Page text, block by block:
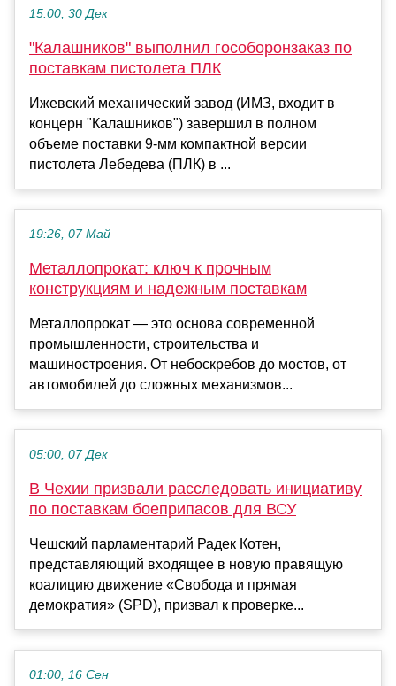
15:00, 30 Дек
"Калашников" выполнил гособоронзаказ по
поставкам пистолета ПЛК
Ижевский механический завод (ИМЗ, входит в
концерн "Калашников") завершил в полном
объеме поставки 9-мм компактной версии
пистолета Лебедева (ПЛК) в ...
19:26, 07 Май
Металлопрокат: ключ к прочным
конструкциям и надежным поставкам
Металлопрокат — это основа современной
промышленности, строительства и
машиностроения. От небоскребов до мостов, от
автомобилей до сложных механизмов...
05:00, 07 Дек
В Чехии призвали расследовать инициативу
по поставкам боеприпасов для ВСУ
Чешский парламентарий Радек Котен,
представляющий входящее в новую правящую
коалицию движение «Свобода и прямая
демократия» (SPD), призвал к проверке...
01:00, 16 Сен